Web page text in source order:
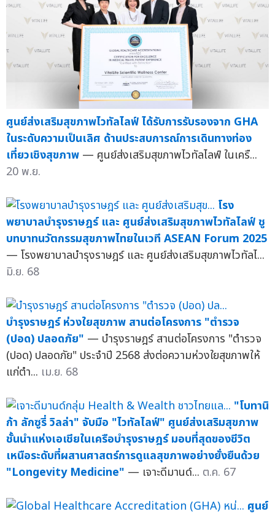
ศูนย์ส่งเสริมสุขภาพไวทัลไลฟ์ ได้รับการรับรองจาก GHA
ในระดับความเป็นเลิศ ด้านประสบการณ์การเดินทางท่อง
เที่ยวเชิงสุขภาพ — ศูนย์ส่งเสริมสุขภาพไวทัลไลฟ์ ในเครื...
20 พ.ย.
โรง
พยาบาลบำรุงราษฎร์ และ ศูนย์ส่งเสริมสุขภาพไวทัลไลฟ์ ชู
บทบาทนวัตกรรมสุขภาพไทยในเวที ASEAN Forum 2025
— โรงพยาบาลบำรุงราษฎร์ และ ศูนย์ส่งเสริมสุขภาพไวทัลไ...
มิ.ย. 68
บำรุงราษฎร์ ห่วงใยสุขภาพ สานต่อโครงการ "ตำรวจ
(ปอด) ปลอดภัย" — บำรุงราษฎร์ สานต่อโครงการ "ตำรวจ
(ปอด) ปลอดภัย" ประจำปี 2568 ส่งต่อความห่วงใยสุขภาพให้
แก่ตำ... เม.ย. 68
"โบทานิ
ก้า ลักซูรี่ วิลล่า" จับมือ "ไวทัลไลฟ์" ศูนย์ส่งเสริมสุขภาพ
ชั้นนำแห่งเอเชียในเครือบำรุงราษฎร์ มอบที่สุดของชีวิต
เหนือระดับที่ผสานศาสตร์การดูแลสุขภาพอย่างยั่งยืนด้วย
"Longevity Medicine" — เจาะดีมานด์... ต.ค. 67
ศูนย์